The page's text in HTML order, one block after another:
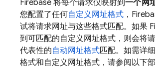
Firebase 将每个请求仅映射到一个网
您配置了任何自定义网址格式 ，
试将请求网址与这些格式匹配。如果
到可匹配的自定义网址格式，则会将
代表性的自动网址格式匹配。如需详
格式和自定义网址格式，请参阅以下部